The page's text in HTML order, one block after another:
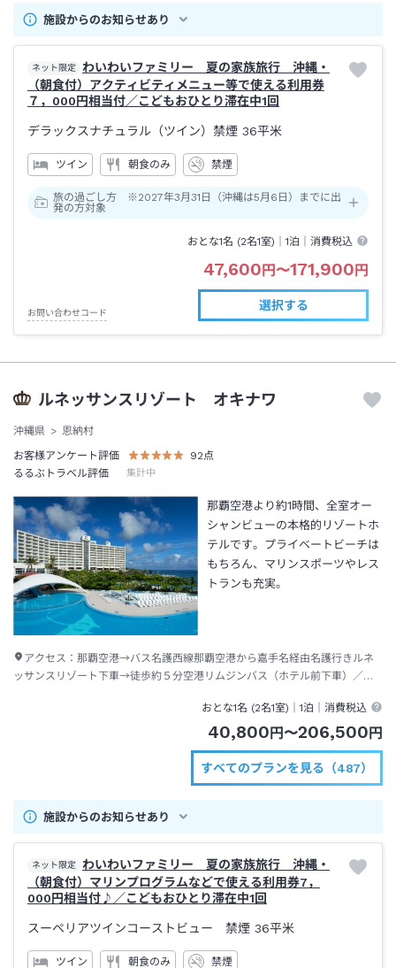
施設からのお知らせあり
ネット限定
わいわいファミリー 夏の家族旅行 沖縄・
（朝食付）アクティビティメニュー等で使える利用券
７，000円相当付／こどもおひとり滞在中1回
デラックスナチュラル（ツイン）禁煙 36平米
ツイン 朝食のみ 禁煙
旅の過ごし方 ※2027年3月31日（沖縄は5月6日）までに出
発の方対象
おとな1名 (2名1室)｜1泊 ｜消費税込
47,600円〜171,900円
お問い合わせコード
選択する
ルネッサンスリゾート オキナワ
沖縄県
恩納村
お客様アンケート評価
92点
るるぶトラベル評価
集計中
那覇空港より約1時間、全室オー
シャンビューの本格的リゾートホ
テルです。プライベートビーチは
もちろん、マリンスポーツやレス
トランも充実。
アクセス： 那覇空港→バス名護西線那覇空港から嘉手名経由名護行きルネ
ッサンスリゾート下車→徒歩約５分空港リムジンバス（ホテル前下車）／沖
おとな1名 (2名1室)｜1泊 ｜消費税込
40,800円〜206,500円
すべてのプランを見る（487）
施設からのお知らせあり
ネット限定
わいわいファミリー 夏の家族旅行 沖縄・
（朝食付）マリンプログラムなどで使える利用券7，
000円相当付♪／こどもおひとり滞在中1回
スーペリアツインコーストビュー 禁煙 36平米
ツイン 朝食のみ 禁煙